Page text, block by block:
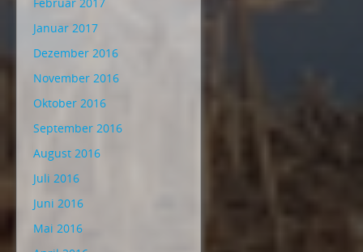
Januar 2017
Dezember 2016
November 2016
Oktober 2016
September 2016
August 2016
Juli 2016
Juni 2016
Mai 2016